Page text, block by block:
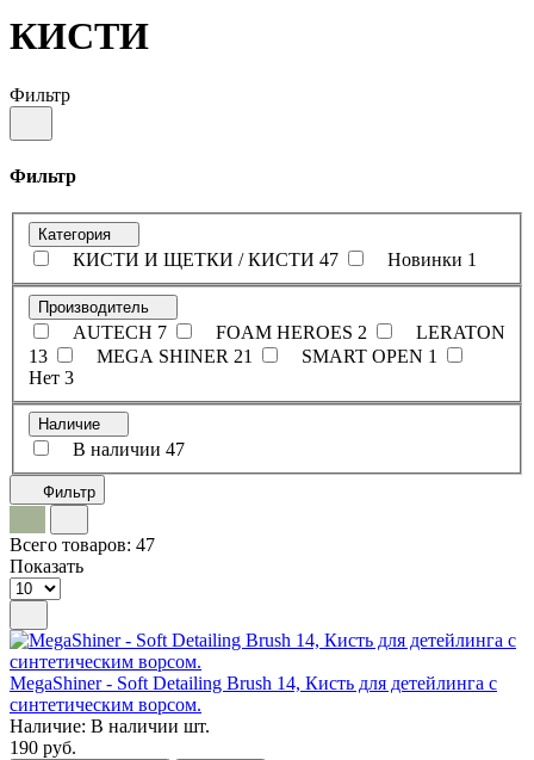
КИСТИ
Фильтр
Фильтр
Категория
КИСТИ И ЩЕТКИ / КИСТИ 47 Новинки 1
Производитель
AUTECH 7 FOAM HEROES 2
LERATON
13
MEGA SHINER 21 SMART OPEN 1
Нет 3
Наличие
В наличии 47
Фильтр
Всего товаров: 47
Показать
MegaShiner - Soft Detailing Brush 14, Кисть для детейлинга c
синтетическим ворсом.
Наличие: В наличии шт.
190 руб.